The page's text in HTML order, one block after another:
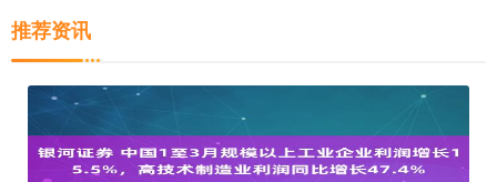
推荐资讯